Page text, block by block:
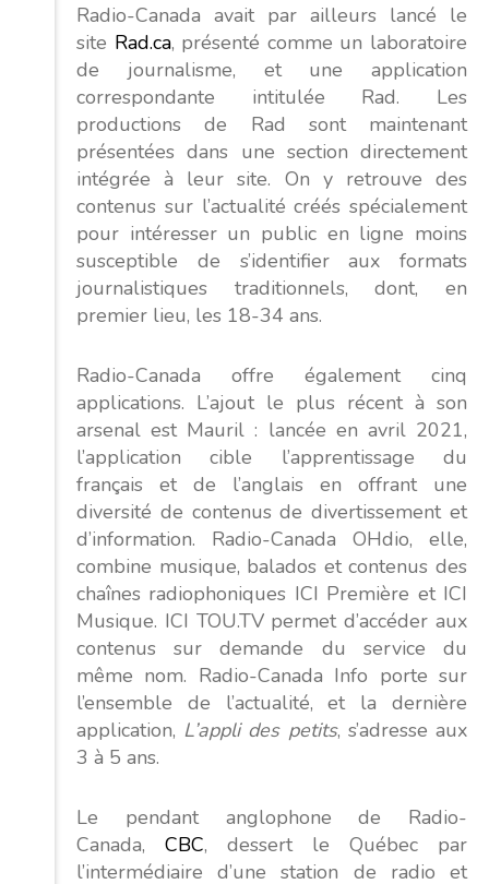
Radio-Canada avait par ailleurs lancé le
site Rad.ca, présenté comme un laboratoire
de journalisme, et une application
correspondante intitulée Rad. Les
productions de Rad sont maintenant
présentées dans une section directement
intégrée à leur site. On y retrouve des
contenus sur l’actualité créés spécialement
pour intéresser un public en ligne moins
susceptible de s’identifier aux formats
journalistiques traditionnels, dont, en
premier lieu, les 18-34 ans.
Radio-Canada offre également cinq
applications. L’ajout le plus récent à son
arsenal est Mauril : lancée en avril 2021,
l’application cible l’apprentissage du
français et de l’anglais en offrant une
diversité de contenus de divertissement et
d’information. Radio-Canada OHdio, elle,
combine musique, balados et contenus des
chaînes radiophoniques ICI Première et ICI
Musique. ICI TOU.TV permet d’accéder aux
contenus sur demande du service du
même nom. Radio-Canada Info porte sur
l’ensemble de l’actualité, et la dernière
application, L’appli des petits, s’adresse aux
3 à 5 ans.
Le pendant anglophone de Radio-
Canada, CBC, dessert le Québec par
l’intermédiaire d’une station de radio et